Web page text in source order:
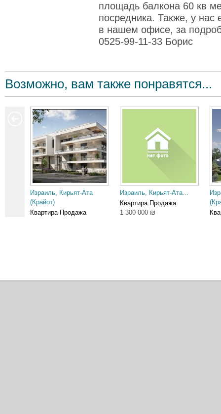
площадь балкона 60 кв
посредника. Также, у нас
в нашем офисе, за
0525-99-11-33 Борис
Возможно, вам также понравятся...
Израиль, Кирьят-Ата
(Крайот)
Квартира Продажа
Израиль, Кирьят-Ата...
Квартира Продажа
1 300 000 ₪